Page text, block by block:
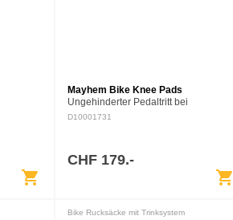
shopping_cart
Mayhem Bike Knee Pads
Ungehinderter Pedaltritt bei
professionellem Schutz. Diese MTB-
D10001731
CHF 179.-
shopping_cart
Bike Rucksäcke mit Trinksystem